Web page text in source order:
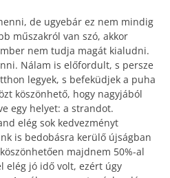
de ugyebár ez nem mindig
műszakról van szó, akkor
nem tudja magát kialudni.
Nálam is előfordult, s persze
legyek, s befeküdjek a puha
köszönhető, hogy nagyjából
egy helyet: a strandot.
elég sok kedvezményt
is bedobásra kerülő újságban
majdnem 50%-al
elég jó idő volt, ezért úgy